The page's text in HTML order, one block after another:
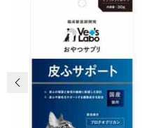
前の画像